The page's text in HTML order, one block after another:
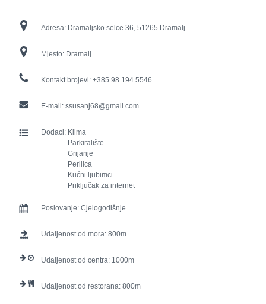
Adresa: Dramaljsko selce 36, 51265 Dramalj
Mjesto: Dramalj
Kontakt brojevi: +385 98 194 5546
E-mail: ssusanj68@gmail.com
Dodaci: Klima
Parkiralište
Grijanje
Perilica
Kućni ljubimci
Priključak za internet
Poslovanje: Cjelogodišnje
Udaljenost od mora: 800
Udaljenost od centra: 1000
Udaljenost od restorana: 800